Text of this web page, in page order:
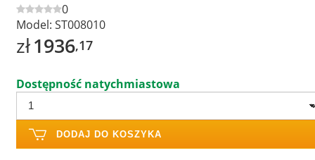
0
Model: ST008010
zł1936,17
Dostępność natychmiastowa
DODAJ DO KOSZYKA